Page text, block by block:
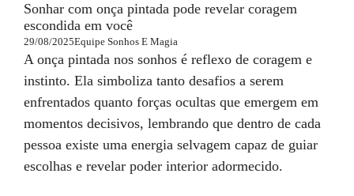
Sonhar com onça pintada pode revelar coragem
escondida em você
29/08/2025Equipe Sonhos E Magia
A onça pintada nos sonhos é reflexo de coragem e
instinto. Ela simboliza tanto desafios a serem
enfrentados quanto forças ocultas que emergem em
momentos decisivos, lembrando que dentro de cada
pessoa existe uma energia selvagem capaz de guiar
escolhas e revelar poder interior adormecido.